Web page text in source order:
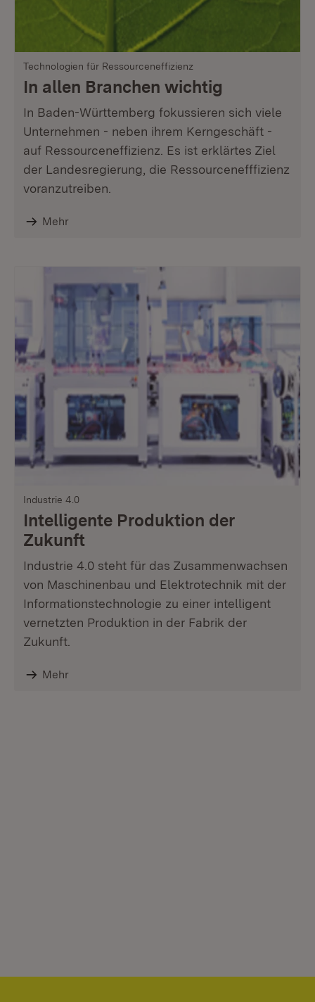
Technologien für Ressourceneffizienz
In allen Branchen wichtig
In Baden-Württemberg fokussieren sich viele
Unternehmen - neben ihrem Kerngeschäft -
auf Ressourceneffizienz. Es ist erklärtes Ziel
der Landesregierung, die Ressourcenefffizienz
voranzutreiben.
Mehr
Industrie 4.0
Intelligente Produktion der
Zukunft
Industrie 4.0 steht für das Zusammenwachsen
von Maschinenbau und Elektrotechnik mit der
Informationstechnologie zu einer intelligent
vernetzten Produktion in der Fabrik der
Zukunft.
Mehr